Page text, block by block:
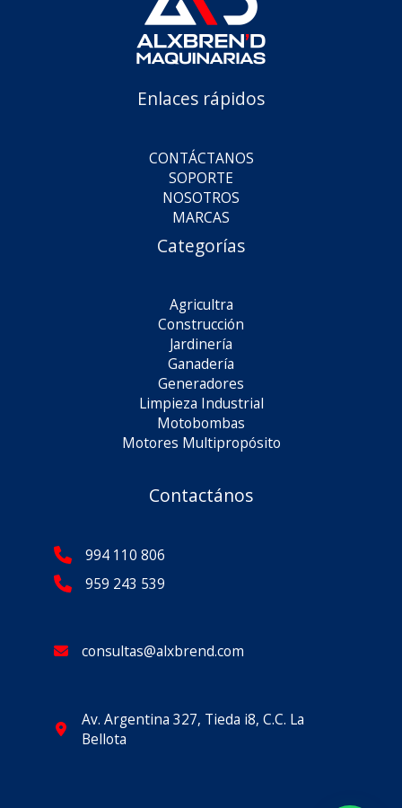
Enlaces rápidos
CONTÁCTANOS
SOPORTE
NOSOTROS
MARCAS
Categorías
Agricultra
Construcción
Jardinería
Ganadería
Generadores
Limpieza Industrial
Motobombas
Motores Multipropósito
Contactános
994 110 806
959 243 539
consultas@alxbrend.com
Av. Argentina 327, Tieda i8, C.C. La
Bellota